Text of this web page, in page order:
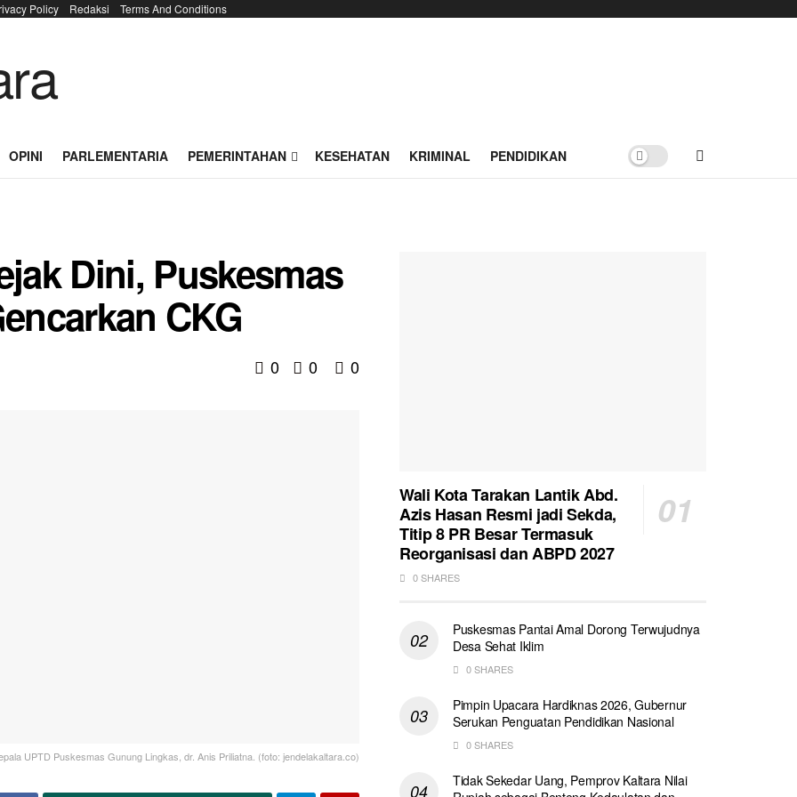
Policy Redaksi Terms And Conditions
OPINI PARLEMENTARIA PEMERINTAHAN KESEHATAN KRIMINAL PENDIDIKAN
Dini, Puskesmas
CKG
0 0 0
UPTD Puskesmas Gunung Lingkas, dr. Anis Priliatna. (foto: jendelakaltara.co)
Wali Kota Tarakan Lantik Abd.
Azis Hasan Resmi jadi Sekda,
Titip 8 PR Besar Termasuk
Reorganisasi dan ABPD 2027
0 SHARES
Puskesmas Pantai Amal Dorong Terwujudnya
Desa Sehat Iklim
0 SHARES
Pimpin Upacara Hardiknas 2026, Gubernur
Serukan Penguatan Pendidikan Nasional
0 SHARES
Tidak Sekedar Uang, Pemprov Kaltara Nilai